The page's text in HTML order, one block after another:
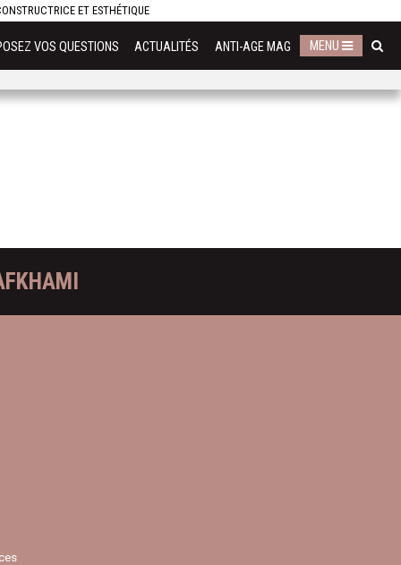
ET ESTHÉTIQUE
VOS QUESTIONS ACTUALITÉS ANTI-AGE MAG MENU